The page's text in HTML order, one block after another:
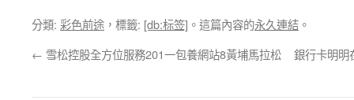
分類: 彩色前途 ，標籤: [db:标签] 。這篇內容的永久連結 。
← 雪松控股全方位服務201一包養網站8黃埔馬拉松 銀行卡明明